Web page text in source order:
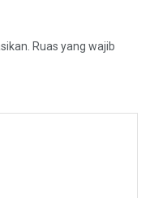
Ruas yang wajib